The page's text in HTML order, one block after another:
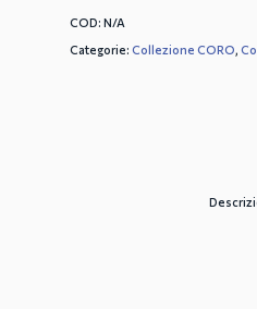
COD: N/A
Categorie: Collezione CORO,